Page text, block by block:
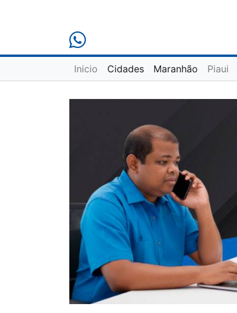
Inicio Cidades Maranhão Piaui